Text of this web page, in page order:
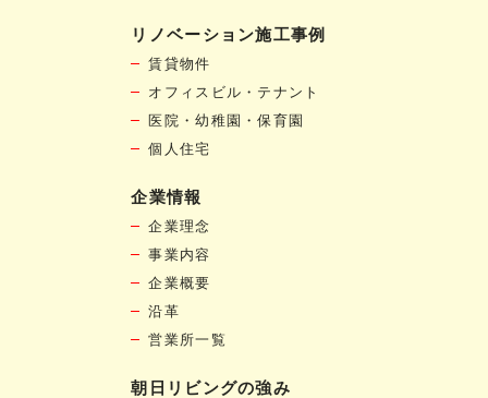
リノベーション施工事例
賃貸物件
オフィスビル・テナント
医院・幼稚園・保育園
個人住宅
企業情報
企業理念
事業内容
企業概要
沿革
営業所一覧
朝日リビングの強み